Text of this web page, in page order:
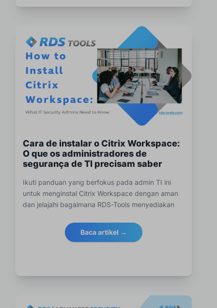
Cara de instalar o Citrix Workspace:
O que os administradores de
segurança de TI precisam saber
Ikuti panduan yang berfokus pada admin TI ini
untuk menginstal Citrix Workspace dengan aman
dan jelajahi bagaimana RDS-Tools menyediakan
jarak jauh yang canggih.
Baca artikel →